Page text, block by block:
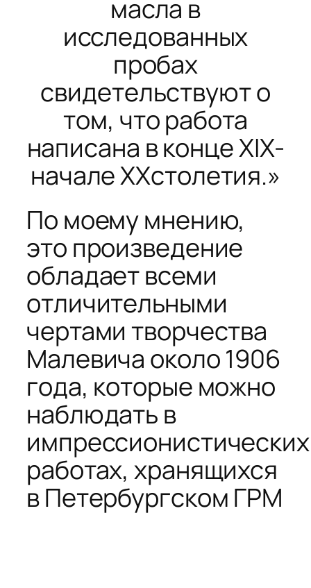
масла в
исследованных
пробах
свидетельствуют о
том, что работа
написана в конце XIX-
начале XXстолетия.»
По моему мнению,
это произведение
обладает всеми
отличительными
чертами творчества
Малевича около 1906
года, которые можно
наблюдать в
импрессионистических
работах, хранящихся
в Петербургском ГРМ